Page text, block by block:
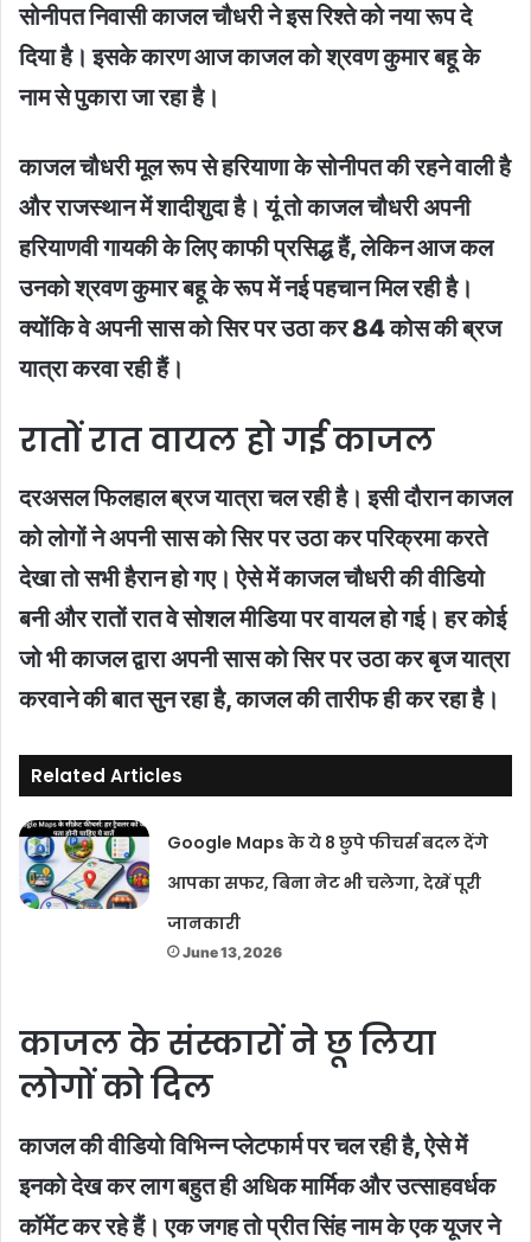
सोनीपत निवासी काजल चौधरी ने इस रिश्ते को नया रूप दे
दिया है। इसके कारण आज काजल को श्रवण कुमार बहू के
नाम से पुकारा जा रहा है।
काजल चौधरी मूल रूप से हरियाणा के सोनीपत की रहने वाली है
और राजस्थान में शादीशुदा है। यूं तो काजल चौधरी अपनी
हरियाणवी गायकी के लिए काफी प्रसिद्ध हैं, लेकिन आज कल
उनको श्रवण कुमार बहू के रूप में नई पहचान मिल रही है।
क्योंकि वे अपनी सास को सिर पर उठा कर 84 कोस की ब्रज
यात्रा करवा रही हैं।
रातों रात वायल हो गई काजल
दरअसल फिलहाल ब्रज यात्रा चल रही है। इसी दौरान काजल
को लोगों ने अपनी सास को सिर पर उठा कर परिक्रमा करते
देखा तो सभी हैरान हो गए। ऐसे में काजल चौधरी की वीडियो
बनी और रातों रात वे सोशल मीडिया पर वायल हो गई। हर कोई
जो भी काजल द्वारा अपनी सास को सिर पर उठा कर बृज यात्रा
करवाने की बात सुन रहा है, काजल की तारीफ ही कर रहा है।
Related Articles
Google Maps के ये 8 छुपे फीचर्स बदल देंगे
आपका सफर, बिना नेट भी चलेगा, देखें पूरी
जानकारी
June 13, 2026
काजल के संस्कारों ने छू लिया
लोगों को दिल
काजल की वीडियो विभिन्न प्लेटफार्म पर चल रही है, ऐसे में
इनको देख कर लाग बहुत ही अधिक मार्मिक और उत्साहवर्धक
कॉमेंट कर रहे हैं। एक जगह तो प्रीत सिंह नाम के एक यूजर ने